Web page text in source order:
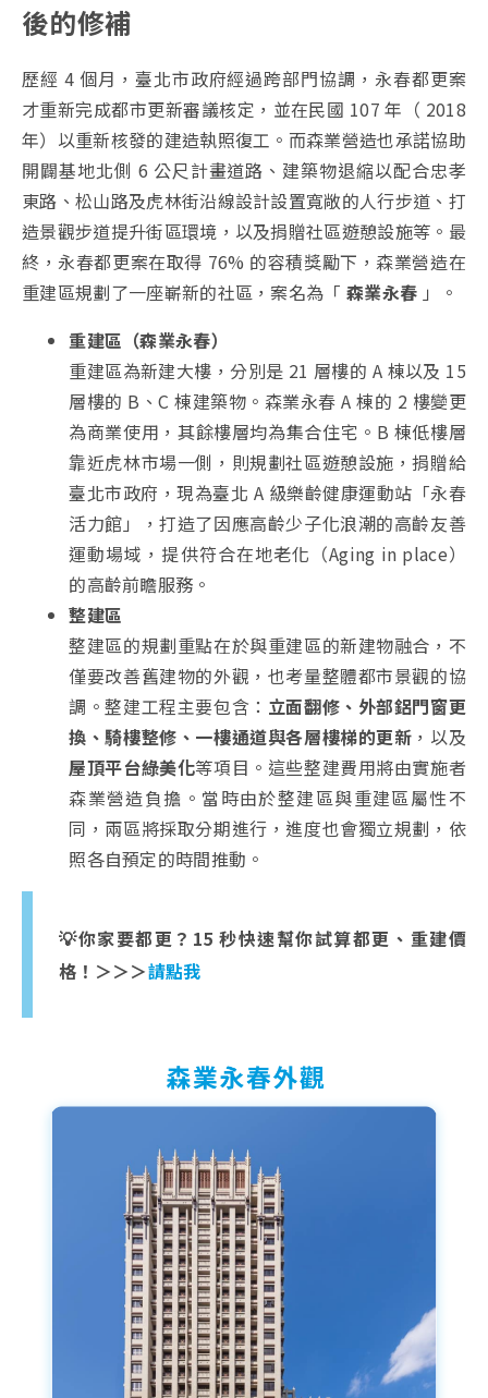
後的修補
歷經 4 個月，臺北市政府經過跨部門協調，永春都更案
才重新完成都市更新審議核定，並在民國 107 年（ 2018
年）以重新核發的建造執照復工。而森業營造也承諾協助
開闢基地北側 6 公尺計畫道路、建築物退縮以配合忠孝
東路、松山路及虎林街沿線設計設置寬敞的人行步道、打
造景觀步道提升街區環境，以及捐贈社區遊憩設施等。最
終，永春都更案在取得 76% 的容積獎勵下，森業營造在
重建區規劃了一座嶄新的社區，案名為「森業永春 」。
重建區（森業永春）
重建區為新建大樓，分別是 21 層樓的 A 棟以及 15
層樓的 B、C 棟建築物。森業永春 A 棟的 2 樓變更
為商業使用，其餘樓層均為集合住宅。B 棟低樓層
靠近虎林市場一側，則規劃社區遊憩設施，捐贈給
臺北市政府，現為臺北 A 級樂齡健康運動站「永春
活力館」，打造了因應高齡少子化浪潮的高齡友善
運動場域，提供符合在地老化（Aging in place）
的高齡前瞻服務。
整建區
整建區的規劃重點在於與重建區的新建物融合，不
僅要改善舊建物的外觀，也考量整體都市景觀的協
調。整建工程主要包含： 立面翻修、外部鋁門窗更
換、騎樓整修、一樓通道與各層樓梯的更新 ，以及
屋頂平台綠美化等項目。這些整建費用將由實施者
森業營造負擔。當時由於整建區與重建區屬性不
同，兩區將採取分期進行，進度也會獨立規劃，依
照各自預定的時間推動。
💡你家要都更？15 秒快速幫你試算都更、重建價
格！＞＞＞請點我